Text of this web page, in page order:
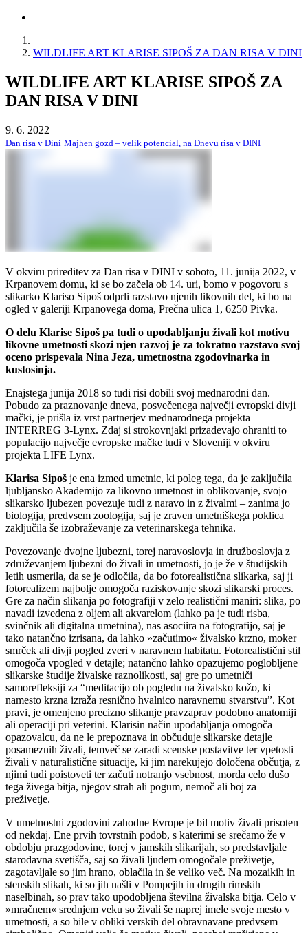
WILDLIFE ART KLARISE SIPOŠ ZA DAN RISA V DINI
WILDLIFE ART KLARISE SIPOŠ ZA
DAN RISA V DINI
9. 6. 2022
Dan risa v Dini Majhen gozd – velik potencial, na Dnevu risa v DINI
V okviru prireditev za Dan risa v DINI v soboto, 11. junija 2022, v
Krpanovem domu, ki se bo začela ob 14. uri, bomo v pogovoru s
slikarko Klariso Sipoš odprli razstavo njenih likovnih del, ki bo na
ogled v galeriji Krpanovega doma, Prečna ulica 1, 6250 Pivka.
O delu Klarise Sipoš pa tudi o upodabljanju živali kot motivu
likovne umetnosti skozi njen razvoj je za tokratno razstavo svoj
oceno prispevala Nina Jeza, umetnostna zgodovinarka in
kustosinja.
Enajstega junija 2018 so tudi risi dobili svoj mednarodni dan.
Pobudo za praznovanje dneva, posvečenega največji evropski divji
mački, je prišla iz vrst partnerjev mednarodnega projekta
INTERREG 3-Lynx. Zdaj si strokovnjaki prizadevajo ohraniti to
populacijo največje evropske mačke tudi v Sloveniji v okviru
projekta LIFE Lynx.
Klarisa Sipoš je ena izmed umetnic, ki poleg tega, da je zaključila
ljubljansko Akademijo za likovno umetnost in oblikovanje, svojo
slikarsko ljubezen povezuje tudi z naravo in z živalmi – zanima jo
biologija, predvsem zoologija, saj je zraven umetniškega poklica
zaključila še izobraževanje za veterinarskega tehnika.
Povezovanje dvojne ljubezni, torej naravoslovja in družboslovja z
združevanjem ljubezni do živali in umetnosti, jo je že v študijskih
letih usmerila, da se je odločila, da bo fotorealistična slikarka, saj ji
fotorealizem najbolje omogoča raziskovanje skozi slikarski proces.
Gre za način slikanja po fotografiji v zelo realistični maniri: slika, po
navadi izvedena z oljem ali akvarelom (lahko pa je tudi risba,
svinčnik ali digitalna umetnina), nas asociira na fotografijo, saj je
tako natančno izrisana, da lahko »začutimo« živalsko krzno, moker
smrček ali divji pogled zveri v naravnem habitatu. Fotorealistični stil
omogoča vpogled v detajle; natančno lahko opazujemo poglobljene
slikarske študije živalske raznolikosti, saj gre po umetniči
samorefleksiji za “meditacijo ob pogledu na živalsko kožo, ki
namesto krzna izraža resnično hvalnico naravnemu stvarstvu”. Kot
pravi, je omenjeno precizno slikanje pravzaprav podobno anatomiji
ali operaciji pri veterini. Klarisin način upodabljanja omogoča
opazovalcu, da ne le prepoznava in občuduje slikarske detajle
posameznih živali, temveč se zaradi scenske postavitve ter vpetosti
živali v naturalistične situacije, ki jim narekujejo določena občutja, z
njimi tudi poistoveti ter začuti notranjo vsebnost, morda celo dušo
tega živega bitja, njegov strah ali pogum, nemoč ali boj za
preživetje.
V umetnostni zgodovini zahodne Evrope je bil motiv živali prisoten
od nekdaj. Ene prvih tovrstnih podob, s katerimi se srečamo že v
obdobju prazgodovine, torej v jamskih slikarijah, so predstavljale
starodavna svetišča, saj so živali ljudem omogočale preživetje,
zagotavljale so jim hrano, oblačila in še veliko več. Na mozaikih in
stenskih slikah, ki so jih našli v Pompejih in drugih rimskih
naselbinah, so prav tako upodobljena številna živalska bitja. Celo v
»mračnem« srednjem veku so živali še naprej imele svoje mesto v
umetnosti, a so bile v obliki verskih del obravnavane predvsem